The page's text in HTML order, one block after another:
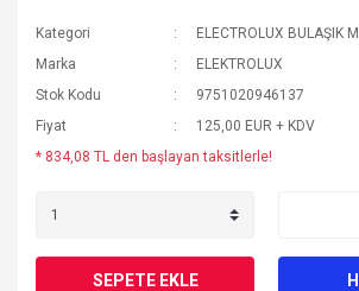
Kategori
ELECTROLUX BULAŞIK
Marka
ELEKTROLUX
Stok Kodu
9751020946137
Fiyat
125,00 EUR + KDV
* 834,08 TL den başlayan taksitlerle!
SEPETE EKLE